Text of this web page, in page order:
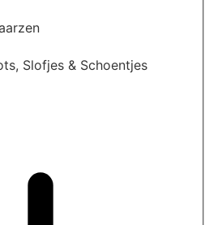
Slofjes & Schoentjes